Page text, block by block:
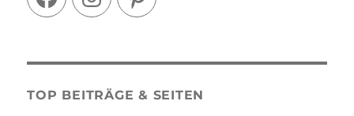
TOP BEITRÄGE & SEITEN